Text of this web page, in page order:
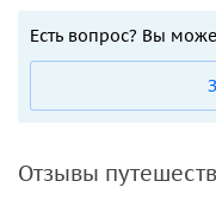
Есть вопрос? Вы
Отзывы